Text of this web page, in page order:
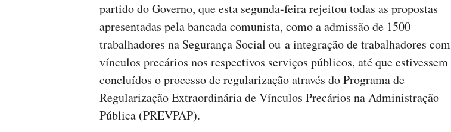
partido do Governo, que esta segunda-feira rejeitou todas as propostas
apresentadas pela bancada comunista, como a admissão de 1500
trabalhadores na Segurança Social ou a integração de trabalhadores com
vínculos precários nos respectivos serviços públicos, até que estivessem
concluídos o processo de regularização através do Programa de
Regularização Extraordinária de Vínculos Precários na Administração
Pública (PREVPAP).